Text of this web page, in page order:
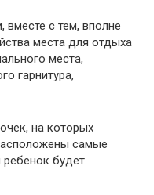
с тем, вполне
места для отдыха
места,
гарнитура,
на которых
самые
будет